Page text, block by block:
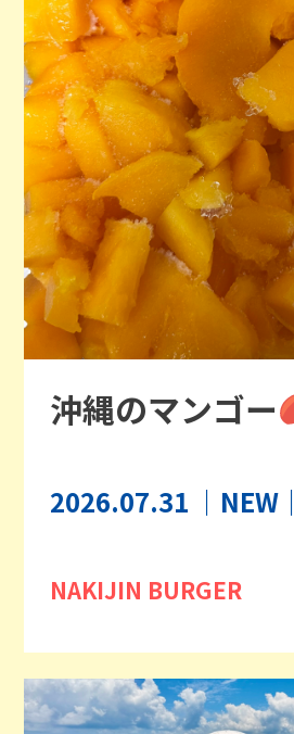
沖縄のマンゴー
2026.07.31 ｜NEW｜
NAKIJIN BURGER